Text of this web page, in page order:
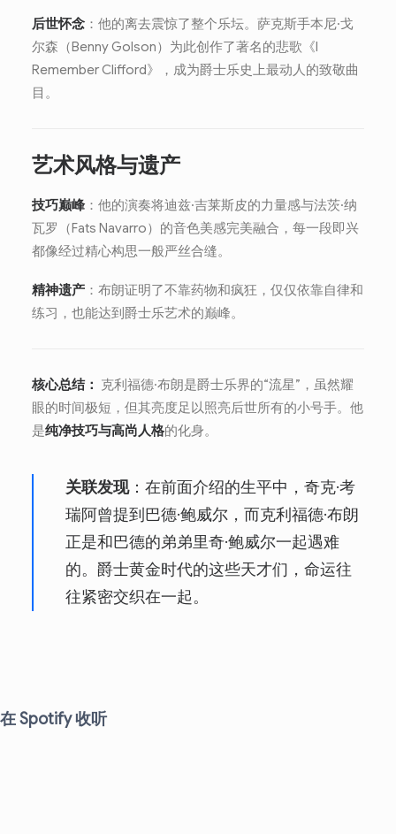
后世怀念 ：他的离去震惊了整个乐坛。萨克斯手本尼·戈
尔森（Benny Golson）为此创作了著名的悲歌《I
Remember Clifford》，成为爵士乐史上最动人的致敬曲
目。
艺术风格与遗产
技巧巅峰：他的演奏将迪兹·吉莱斯皮的力量感与法茨·纳
瓦罗（Fats Navarro）的音色美感完美融合，每一段即兴
都像经过精心构思一般严丝合缝。
精神遗产 ：布朗证明了不靠药物和疯狂，仅仅依靠自律和
练习，也能达到爵士乐艺术的巅峰。
核心总结： 克利福德·布朗是爵士乐界的“流星”，虽然耀
眼的时间极短，但其亮度足以照亮后世所有的小号手。他
是纯净技巧与高尚人格的化身。
关联发现：在前面介绍的生平中，奇克·考
瑞阿曾提到巴德·鲍威尔，而克利福德·布朗
正是和巴德的弟弟里奇·鲍威尔一起遇难
的。爵士黄金时代的这些天才们，命运往
往紧密交织在一起。
在 Spotify 收听